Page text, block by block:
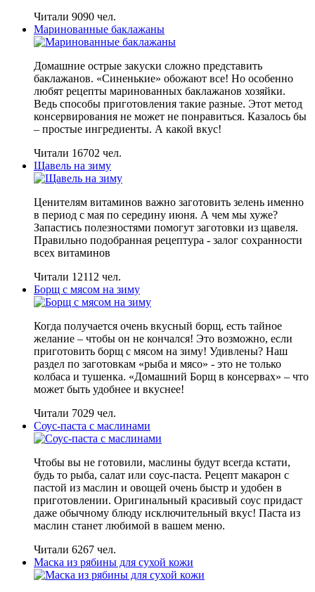
Читали 9090 чел.
Маринованные баклажаны
Домашние острые закуски сложно представить
баклажанов. «Синенькие» обожают все! Но особенно
любят рецепты маринованных баклажанов хозяйки.
Ведь способы приготовления такие разные. Этот метод
консервирования не может не понравиться. Казалось бы
– простые ингредиенты. А какой вкус!
Читали 16702 чел.
Щавель на зиму
Ценителям витаминов важно заготовить зелень именно
в период с мая по середину июня. А чем мы хуже?
Запастись полезностями помогут заготовки из щавеля.
Правильно подобранная рецептура - залог сохранности
всех витаминов
Читали 12112 чел.
Борщ с мясом на зиму
Когда получается очень вкусный борщ, есть тайное
желание – чтобы он не кончался! Это возможно, если
приготовить борщ с мясом на зиму! Удивлены? Наш
раздел по заготовкам «рыба и мясо» - это не только
колбаса и тушенка. «Домашний Борщ в консервах» – что
может быть удобнее и вкуснее!
Читали 7029 чел.
Соус-паста с маслинами
Чтобы вы не готовили, маслины будут всегда кстати,
будь то рыба, салат или соус-паста. Рецепт макарон с
пастой из маслин и овощей очень быстр и удобен в
приготовлении. Оригинальный красивый соус придаст
даже обычному блюду исключительный вкус! Паста из
маслин станет любимой в вашем меню.
Читали 6267 чел.
Маска из рябины для сухой кожи